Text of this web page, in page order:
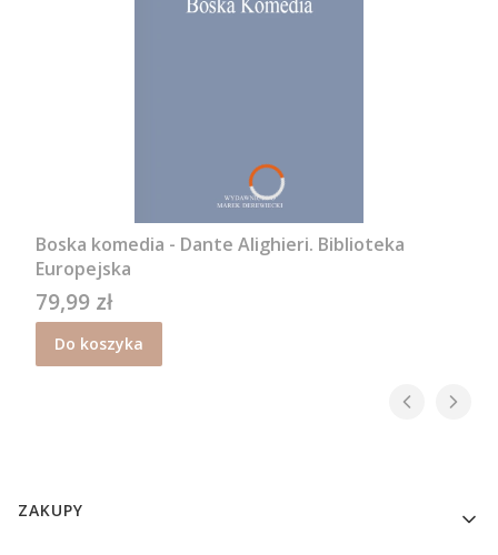
Boska komedia - Dante Alighieri. Biblioteka
Europejska
Cena
79,99 zł
Do koszyka
Linki w stopce
ZAKUPY